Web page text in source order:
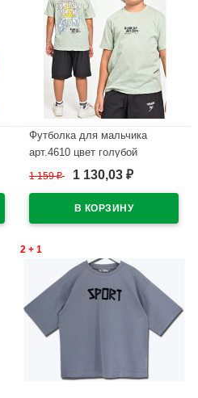
Футболка для мальчика
арт.4610 цвет голубой
В наличии
1 159₽ 1 130,03 ₽
2 + 1